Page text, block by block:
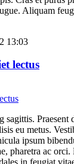
Aliquam
13:03
lectus
sagittis. Praesent
eu metus.
ipsum
pharetra ac
in feugiat